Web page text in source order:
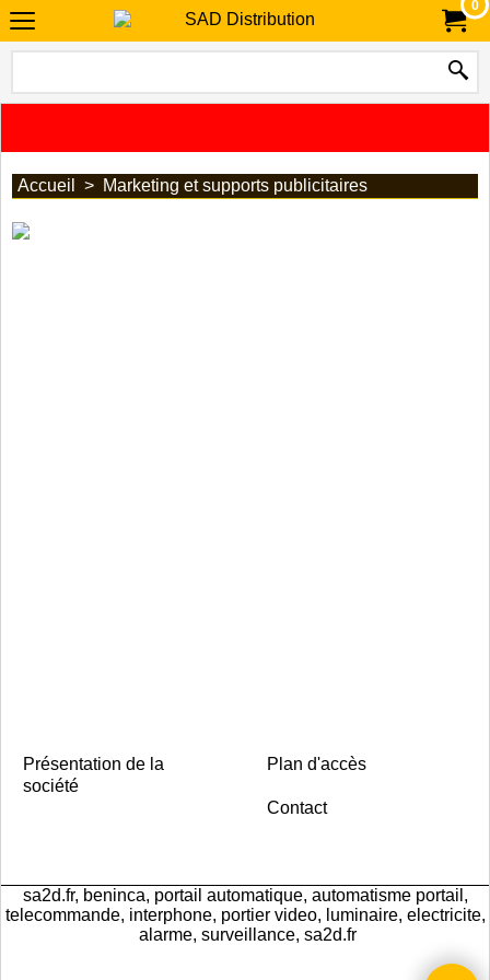
0
Accueil > Marketing et supports publicitaires
Présentation de la
société
Plan d'accès
Contact
sa2d.fr, beninca, portail automatique, automatisme portail,
telecommande, interphone, portier video, luminaire, electricite,
alarme, surveillance, sa2d.fr